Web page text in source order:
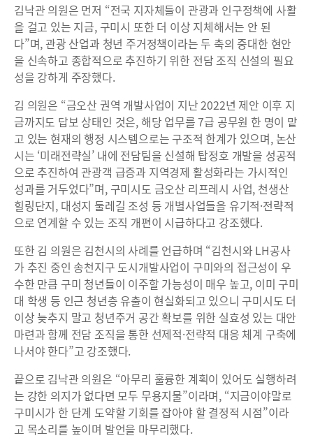
김낙관 의원은 먼저 “전국 지자체들이 관광과 인구정책에 사활
을 걸고 있는 지금, 구미시 또한 더 이상 지체해서는 안 된
다”며, 관광 산업과 청년 주거정책이라는 두 축의 중대한 현안
을 신속하고 종합적으로 추진하기 위한 전담 조직 신설의 필요
성을 강하게 주장했다.
김 의원은 “금오산 권역 개발사업이 지난 2022년 제안 이후 지
금까지도 답보 상태인 것은, 해당 업무를 7급 공무원 한 명이 맡
고 있는 현재의 행정 시스템으로는 구조적 한계가 있으며, 논산
시는 ‘미래전략실’ 내에 전담팀을 신설해 탑정호 개발을 성공적
으로 추진하여 관광객 급증과 지역경제 활성화라는 가시적인
성과를 거두었다”며, 구미시도 금오산 리프레시 사업, 천생산
힐링단지, 대성지 둘레길 조성 등 개별사업들을 유기적·전략적
으로 연계할 수 있는 조직 개편이 시급하다고 강조했다.
또한 김 의원은 김천시의 사례를 언급하며 “김천시와 LH공사
가 추진 중인 송천지구 도시개발사업이 구미와의 접근성이 우
수한 만큼 구미 청년들이 이주할 가능성이 매우 높고, 이미 구미
대 학생 등 인근 청년층 유출이 현실화되고 있으니 구미시도 더
이상 늦추지 말고 청년주거 공간 확보를 위한 실효성 있는 대안
마련과 함께 전담 조직을 통한 선제적·전략적 대응 체계 구축에
나서야 한다”고 강조했다.
끝으로 김낙관 의원은 “아무리 훌륭한 계획이 있어도 실행하려
는 강한 의지가 없다면 모두 무용지물”이라며, “지금이야말로
구미시가 한 단계 도약할 기회를 잡아야 할 결정적 시점”이라
고 목소리를 높이며 발언을 마무리했다.